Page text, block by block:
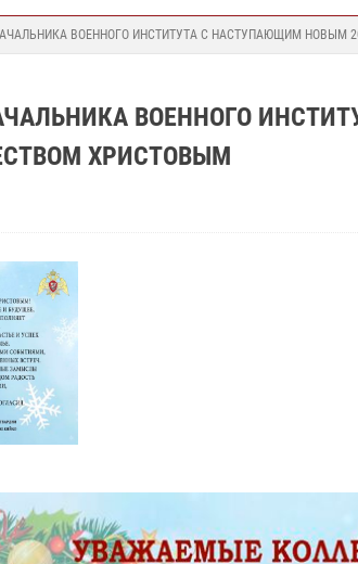
ВОЕННОГО ИНСТИТУТА С НАСТУПАЮЩИМ НОВЫМ
ВОЕННОГО
ХРИСТОВЫМ